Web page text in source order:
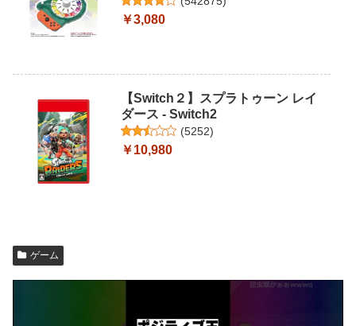
￥3,080
【Switch２】スプラトゥーン レイ
ダース - Switch2
(5252)
￥10,980
ゲーム